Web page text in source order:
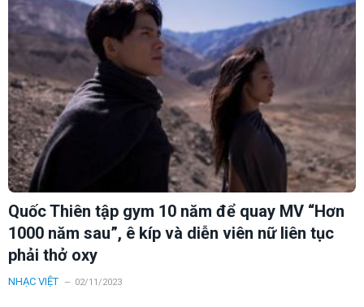
Quốc Thiên tập gym 10 năm để quay MV “Hơn
1000 năm sau”, ê kíp và diễn viên nữ liên tục
phải thở oxy
NHẠC VIỆT 02/11/2023